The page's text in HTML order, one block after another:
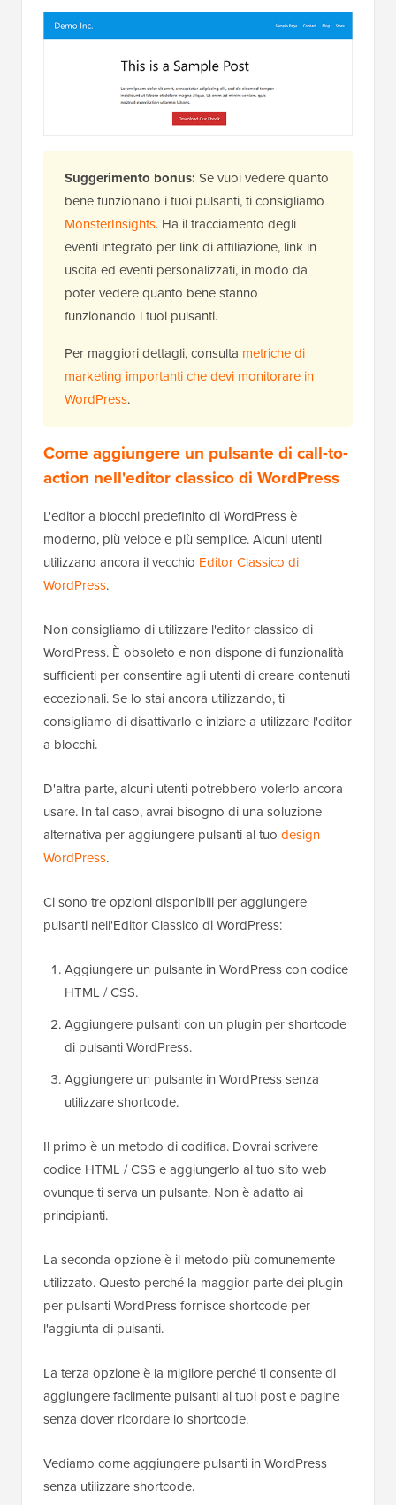
Suggerimento bonus: Se vuoi vedere quanto
bene funzionano i tuoi pulsanti, ti consigliamo
MonsterInsights. Ha il tracciamento degli
eventi integrato per link di affiliazione, link in
uscita ed eventi personalizzati, in modo da
poter vedere quanto bene stanno
funzionando i tuoi pulsanti.
Per maggiori dettagli, consulta metriche di
marketing importanti che devi monitorare in
WordPress.
Come aggiungere un pulsante di call-to-
action nell'editor classico di WordPress
L'editor a blocchi predefinito di WordPress è
moderno, più veloce e più semplice. Alcuni utenti
utilizzano ancora il vecchio Editor Classico di
WordPress.
Non consigliamo di utilizzare l'editor classico di
WordPress. È obsoleto e non dispone di funzionalità
sufficienti per consentire agli utenti di creare contenuti
eccezionali. Se lo stai ancora utilizzando, ti
consigliamo di disattivarlo e iniziare a utilizzare l'editor
a blocchi.
D'altra parte, alcuni utenti potrebbero volerlo ancora
usare. In tal caso, avrai bisogno di una soluzione
alternativa per aggiungere pulsanti al tuo design
WordPress.
Ci sono tre opzioni disponibili per aggiungere
pulsanti nell'Editor Classico di WordPress:
Aggiungere un pulsante in WordPress con codice
HTML / CSS.
Aggiungere pulsanti con un plugin per shortcode
di pulsanti WordPress.
Aggiungere un pulsante in WordPress senza
utilizzare shortcode.
Il primo è un metodo di codifica. Dovrai scrivere
codice HTML / CSS e aggiungerlo al tuo sito web
ovunque ti serva un pulsante. Non è adatto ai
principianti.
La seconda opzione è il metodo più comunemente
utilizzato. Questo perché la maggior parte dei plugin
per pulsanti WordPress fornisce shortcode per
l'aggiunta di pulsanti.
La terza opzione è la migliore perché ti consente di
aggiungere facilmente pulsanti ai tuoi post e pagine
senza dover ricordare lo shortcode.
Vediamo come aggiungere pulsanti in WordPress
senza utilizzare shortcode.